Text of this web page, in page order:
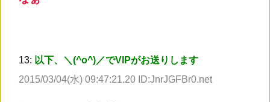
13: 以下、＼(^o^)／でVIPがお送りします
2015/03/04(水) 09:47:21.20 ID:JnrJGFBr0.net